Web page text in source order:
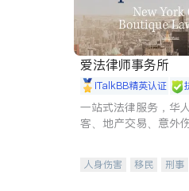
爱法律师事务所
iTalkBB精英认证
一站式法律服务，华
客、地产交易、意外
人身伤害 移民 刑事